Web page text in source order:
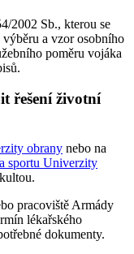
2002 Sb., kterou se
a vzor osobního
poměru vojáka
řešení životní
obrany nebo na
sportu Univerzity
pracoviště Armády
lékařského
dokumenty.